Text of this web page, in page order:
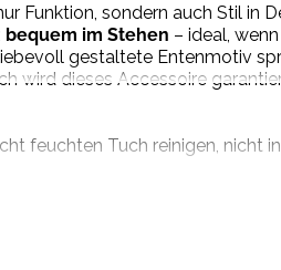
Funktion, sondern auch Stil in
bequem im Stehen – ideal,
gestaltete Entenmotiv
wird dieses Accessoire
feuchten Tuch reinigen, nicht